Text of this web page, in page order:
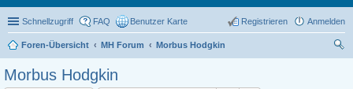
Schnellzugriff FAQ Benutzer Karte Anmelden
Registrieren
Foren-Übersicht MH Forum
Morbus Hodgkin
Morbus Hodgkin